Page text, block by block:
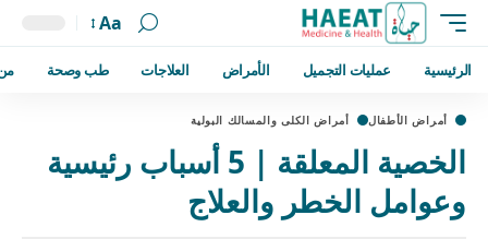
Aa
الرئيسية عمليات التجميل الأمراض العلاجات طب وصحة
أمراض الأطفال أمراض الكلى والمسالك البولية
الخصية المعلقة | 5 أسباب رئيسية
وعوامل الخطر والعلاج